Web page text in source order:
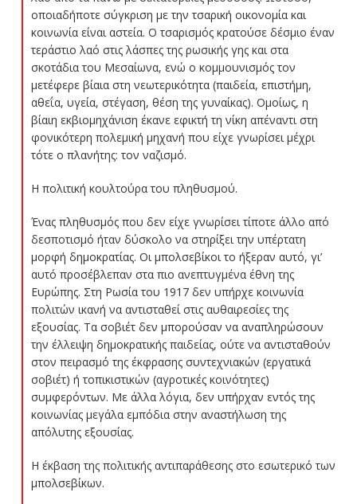
οποιαδήποτε σύγκριση με την τσαρική οικονομία και
κοινωνία είναι αστεία. Ο τσαρισμός κρατούσε δέσμιο έναν
τεράστιο λαό στις λάσπες της ρωσικής γης και στα
σκοτάδια του Μεσαίωνα, ενώ ο κομμουνισμός τον
μετέφερε βίαια στη νεωτερικότητα (παιδεία, επιστήμη,
αθεΐα, υγεία, στέγαση, θέση της γυναίκας). Ομοίως, η
βίαιη εκβιομηχάνιση έκανε εφικτή τη νίκη απέναντι στη
φονικότερη πολεμική μηχανή που είχε γνωρίσει μέχρι
τότε ο πλανήτης: τον ναζισμό.
Η πολιτική κουλτούρα του πληθυσμού.
Ένας πληθυσμός που δεν είχε γνωρίσει τίποτε άλλο από
δεσποτισμό ήταν δύσκολο να στηρίξει την υπέρτατη
μορφή δημοκρατίας. Οι μπολσεβίκοι το ήξεραν αυτό, γι’
αυτό προσέβλεπαν στα πιο ανεπτυγμένα έθνη της
Ευρώπης. Στη Ρωσία του 1917 δεν υπήρχε κοινωνία
πολιτών ικανή να αντισταθεί στις αυθαιρεσίες της
εξουσίας. Τα σοβιέτ δεν μπορούσαν να αναπληρώσουν
την έλλειψη δημοκρατικής παιδείας, ούτε να αντισταθούν
στον πειρασμό της έκφρασης συντεχνιακών (εργατικά
σοβιέτ) ή τοπικιστικών (αγροτικές κοινότητες)
συμφερόντων. Με άλλα λόγια, δεν υπήρχαν εντός της
κοινωνίας μεγάλα εμπόδια στην αναστήλωση της
απόλυτης εξουσίας.
Η έκβαση της πολιτικής αντιπαράθεσης στο εσωτερικό των
μπολσεβίκων.